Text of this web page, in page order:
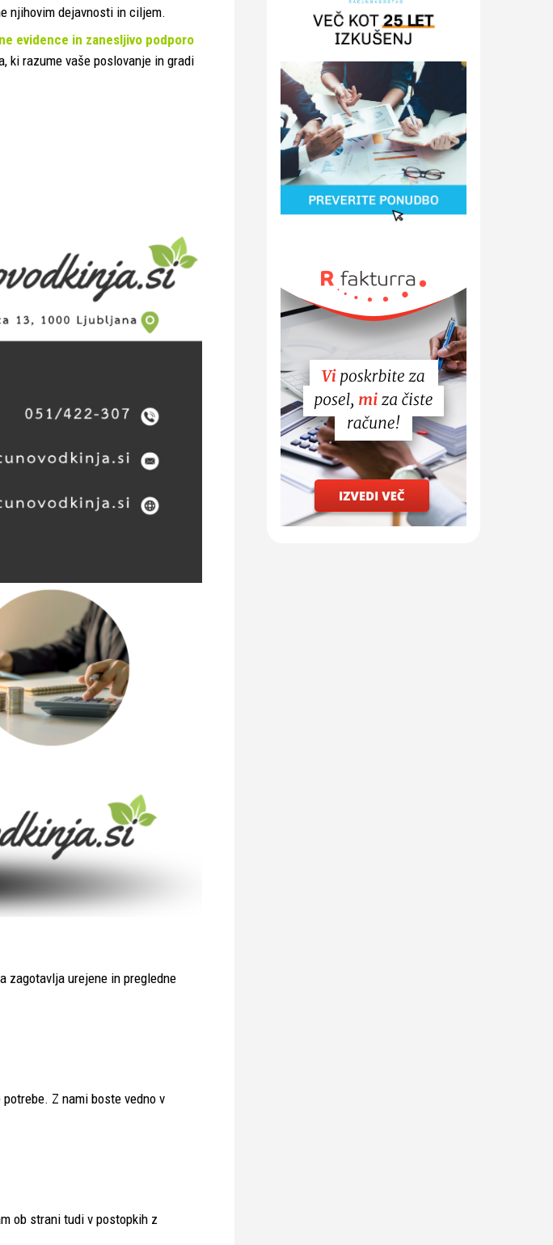
njihovim dejavnosti in ciljem.
evidence in zanesljivo podporo
ki razume vaše poslovanje in gradi
zagotavlja urejene in pregledne
Z nami boste vedno v
ob strani tudi v postopkih z